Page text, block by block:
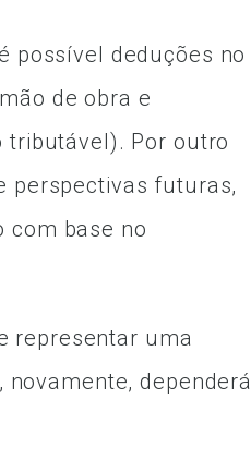
possível deduções no
de obra e
tributável). Por outro
perspectivas futuras,
com base no
representar uma
dependerá